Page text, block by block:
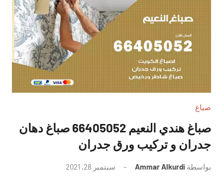
صباغ
صباغ هندي النعيم 66405052 صباغ دهان
جدران و تركيب ورق جدران
بواسطة Ammar Alkurdi سبتمبر 28, 2021